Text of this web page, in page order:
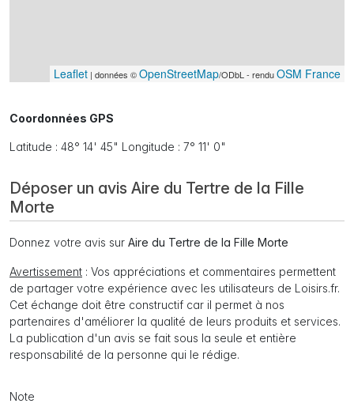
Leaflet | données ©OpenStreetMap/ODbL - renduOSM France
Coordonnées GPS
Latitude : 48° 14' 45" Longitude : 7° 11' 0"
Déposer un avis Aire du Tertre de la Fille
Morte
Donnez votre avis sur Aire du Tertre de la Fille Morte
Avertissement : Vos appréciations et commentaires permettent
de partager votre expérience avec les utilisateurs de Loisirs.fr.
Cet échange doit être constructif car il permet à nos
partenaires d'améliorer la qualité de leurs produits et services.
La publication d'un avis se fait sous la seule et entière
responsabilité de la personne qui le rédige.
Note